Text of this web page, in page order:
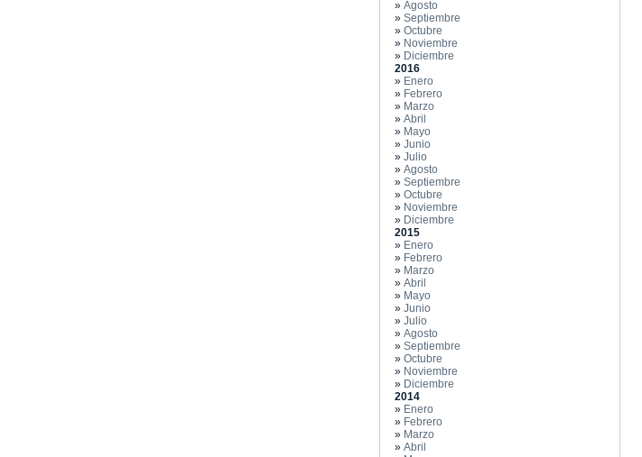
» Agosto
» Septiembre
» Octubre
» Noviembre
» Diciembre
2016
» Enero
» Febrero
» Marzo
» Abril
» Mayo
» Junio
» Julio
» Agosto
» Septiembre
» Octubre
» Noviembre
» Diciembre
2015
» Enero
» Febrero
» Marzo
» Abril
» Mayo
» Junio
» Julio
» Agosto
» Septiembre
» Octubre
» Noviembre
» Diciembre
2014
» Enero
» Febrero
» Marzo
» Abril